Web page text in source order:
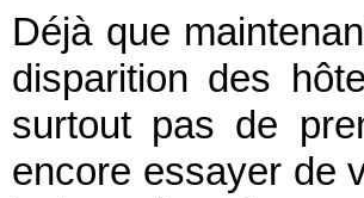
Déjà que
disparition des
surtout pas de
encore essayer de